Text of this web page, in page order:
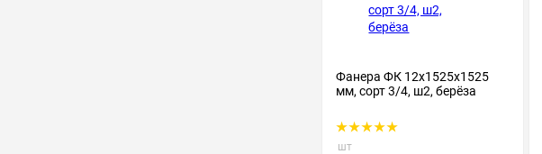
Фанера ФК 12х1525х1525
мм, сорт 3/4, ш2, берёза
шт